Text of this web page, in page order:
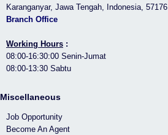
Karanganyar, Jawa Tengah, Indonesia, 57176
Branch Office
Working Hours :
08:00-16:30:00 Senin-Jumat
08:00-13:30 Sabtu
Miscellaneous
Job Opportunity
Become An Agent